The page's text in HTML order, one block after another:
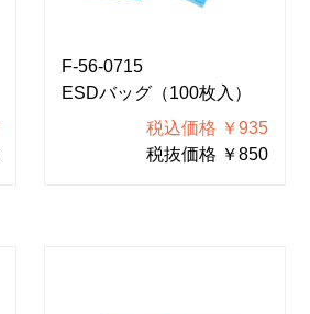
F-56-0715
ESDバッグ（100枚入）
税込価格 ￥935
税抜価格 ￥850